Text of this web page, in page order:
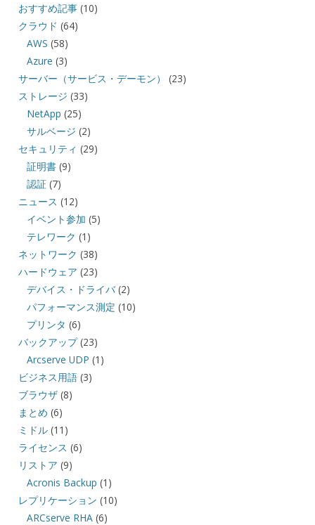
おすすめ記事(10)
クラウド (64)
AWS (58)
Azure (3)
サーバー（サービス・デーモン）
(23)
ストレージ (33)
NetApp (25)
サルベージ (2)
セキュリティ (29)
証明書 (9)
認証 (7)
ニュース (12)
イベント参加 (5)
テレワーク (1)
ネットワーク (38)
ハードウェア (23)
デバイス・ドライバ(2)
パフォーマンス測定 (10)
プリンタ (6)
バックアップ(23)
Arcserve UDP (1)
ビジネス用語(3)
ブラウザ(8)
まとめ (6)
ミドル(11)
ライセンス (6)
リストア (9)
Acronis Backup (1)
レプリケーション (10)
ARCserve RHA (6)